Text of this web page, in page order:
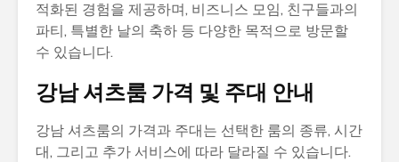
적화된 경험을 제공하며, 비즈니스 모임, 친구들과의
파티, 특별한 날의 축하 등 다양한 목적으로 방문할
수 있습니다.
강남 셔츠룸 가격 및 주대 안내
강남 셔츠룸의 가격과 주대는 선택한 룸의 종류, 시간
대, 그리고 추가 서비스에 따라 달라질 수 있습니다.